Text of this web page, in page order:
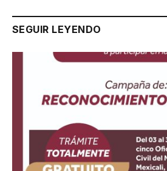
SEGUIR LEYENDO